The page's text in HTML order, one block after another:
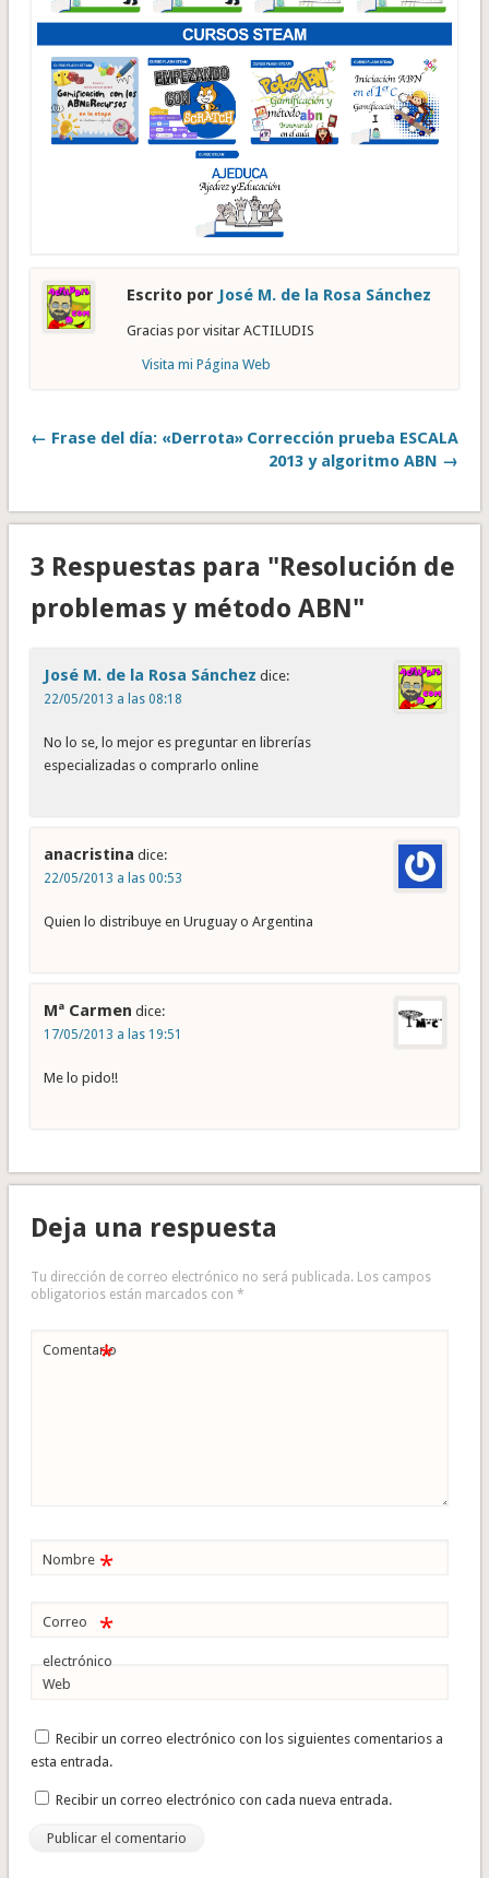
Escrito por José M. de la Rosa Sánchez
Gracias por visitar ACTILUDIS
Visita mi Página Web
← Frase del día: «Derrota» Corrección prueba ESCALA
2013 y algoritmo ABN →
3 Respuestas para "Resolución de
problemas y método ABN"
José M. de la Rosa Sánchez dice:
22/05/2013 a las 08:18
No lo se, lo mejor es preguntar en librerías
especializadas o comprarlo online
anacristina dice:
22/05/2013 a las 00:53
Quien lo distribuye en Uruguay o Argentina
Mª Carmen dice:
17/05/2013 a las 19:51
Me lo pido!!
Deja una respuesta
Tu dirección de correo electrónico no será publicada. Los campos
obligatorios están marcados con *
Comentario
*
Nombre *
Correo
electrónico
*
Web
Recibir un correo electrónico con los siguientes comentarios a
esta entrada.
Recibir un correo electrónico con cada nueva entrada.